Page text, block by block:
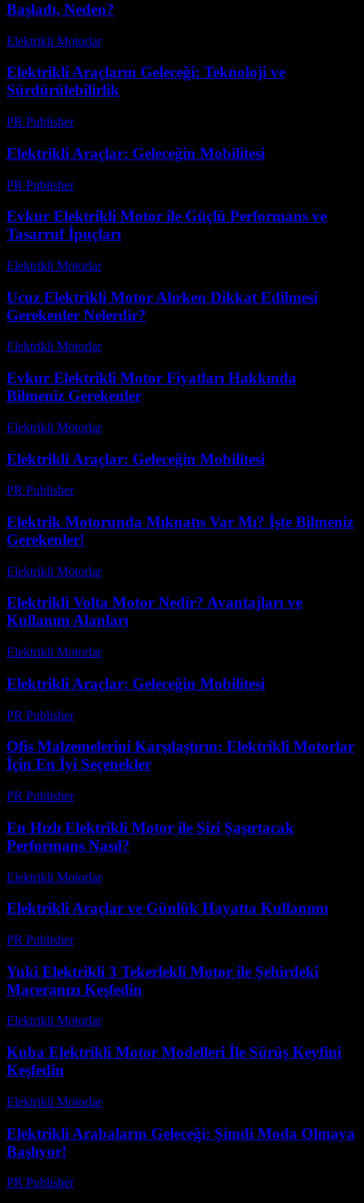
Başladı, Neden?
Elektrikli Motorlar-
Elektrikli Araçların Geleceği: Teknoloji ve
Sürdürülebilirlik
PR Publisher-
Elektrikli Araçlar: Geleceğin Mobilitesi
PR Publisher-
Evkur Elektrikli Motor ile Güçlü Performans ve
Tasarruf İpuçları
Elektrikli Motorlar-
Ucuz Elektrikli Motor Alırken Dikkat Edilmesi
Gerekenler Nelerdir?
Elektrikli Motorlar-
Evkur Elektrikli Motor Fiyatları Hakkında
Bilmeniz Gerekenler
Elektrikli Motorlar-
Elektrikli Araçlar: Geleceğin Mobilitesi
PR Publisher-
Elektrik Motorunda Mıknatıs Var Mı? İşte Bilmeniz
Gerekenler!
Elektrikli Motorlar-
Elektrikli Volta Motor Nedir? Avantajları ve
Kullanım Alanları
Elektrikli Motorlar-
Elektrikli Araçlar: Geleceğin Mobilitesi
PR Publisher-
Ofis Malzemelerini Karşılaştırın: Elektrikli Motorlar
İçin En İyi Seçenekler
PR Publisher-
En Hızlı Elektrikli Motor ile Sizi Şaşırtacak
Performans Nasıl?
Elektrikli Motorlar-
Elektrikli Araçlar ve Günlük Hayatta Kullanımı
PR Publisher-
Yuki Elektrikli 3 Tekerlekli Motor ile Şehirdeki
Maceranızı Keşfedin
Elektrikli Motorlar-
Kuba Elektrikli Motor Modelleri İle Sürüş Keyfini
Keşfedin
Elektrikli Motorlar-
Elektrikli Arabaların Geleceği: Şimdi Moda Olmaya
Başlıyor!
PR Publisher-